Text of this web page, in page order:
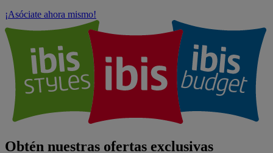
¡Asóciate ahora mismo!
Obtén nuestras ofertas exclusivas